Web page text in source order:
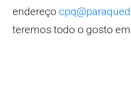
endereço
teremos todo o gosto